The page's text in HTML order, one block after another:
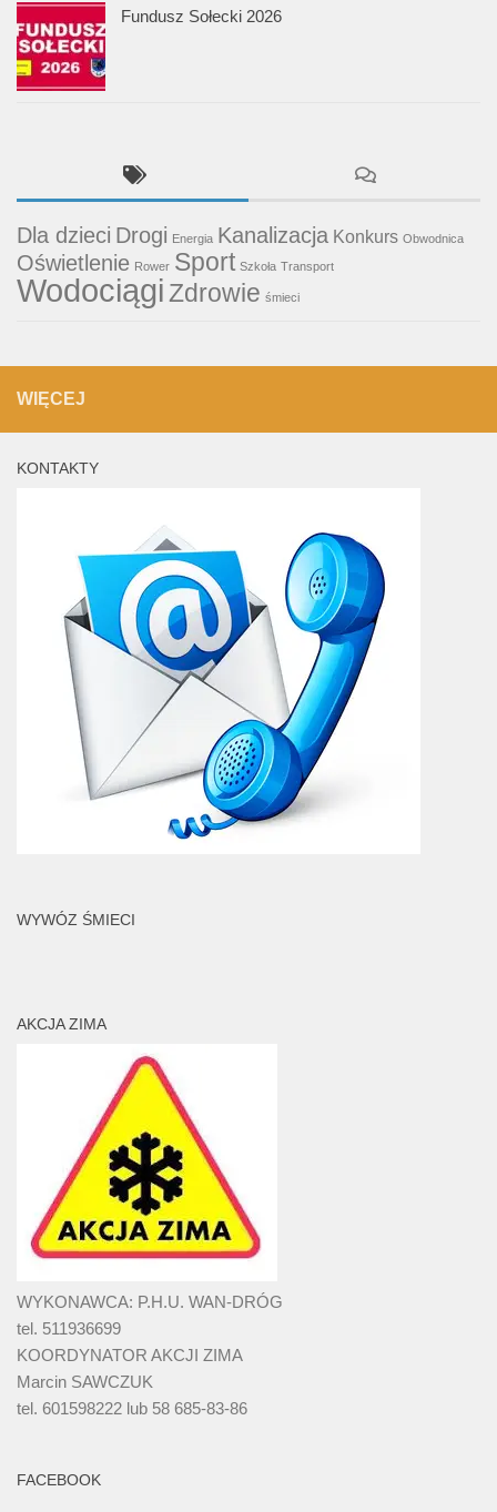
Fundusz Sołecki 2026
Dla dzieci Drogi Energia Kanalizacja Konkurs Obwodnica
Oświetlenie Rower Sport Szkoła Transport
WodociągiZdrowie śmieci
WIĘCEJ
KONTAKTY
WYWÓZ ŚMIECI
AKCJA ZIMA
WYKONAWCA: P.H.U. WAN-DRÓG
tel. 511936699
KOORDYNATOR AKCJI ZIMA
Marcin SAWCZUK
tel. 601598222 lub 58 685-83-86
FACEBOOK